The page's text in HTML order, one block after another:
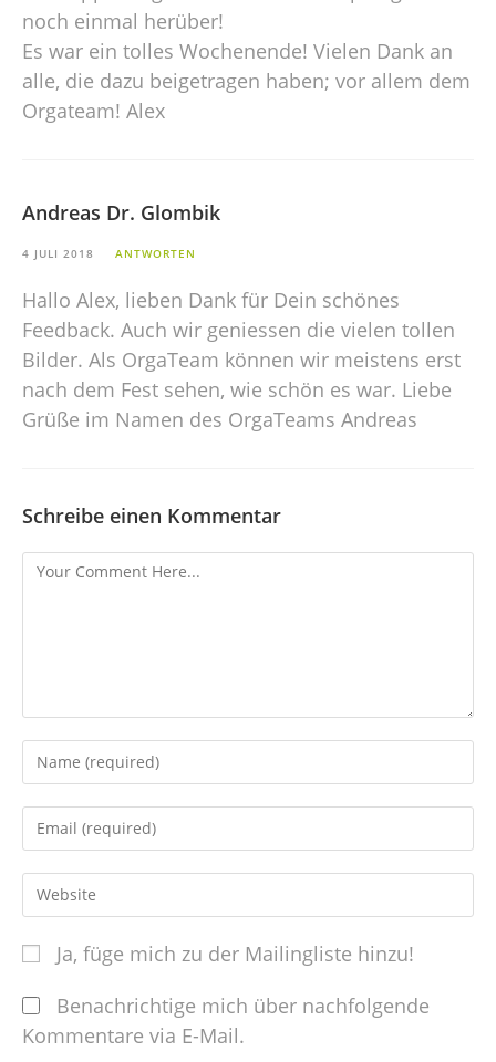
noch einmal herüber!
Es war ein tolles Wochenende! Vielen Dank an
alle, die dazu beigetragen haben; vor allem dem
Orgateam! Alex
Andreas Dr. Glombik
4 JULI 2018 ANTWORTEN
Hallo Alex, lieben Dank für Dein schönes
Feedback. Auch wir geniessen die vielen tollen
Bilder. Als OrgaTeam können wir meistens erst
nach dem Fest sehen, wie schön es war. Liebe
Grüße im Namen des OrgaTeams Andreas
Schreibe einen Kommentar
Ja, füge mich zu der Mailingliste hinzu!
Benachrichtige mich über nachfolgende
Kommentare via E-Mail.